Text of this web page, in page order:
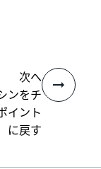
次へ
ンをチ
イント
に戻す